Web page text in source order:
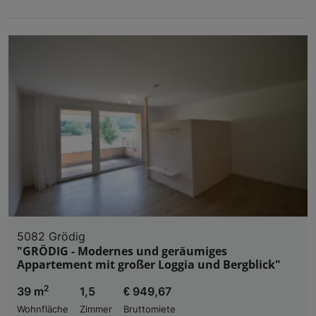
5082 Grödig
"GRÖDIG - Modernes und geräumiges
Appartement mit großer Loggia und Bergblick"
39 m2
Wohnfläche
1,5
Zimmer
€ 949,67
Bruttomiete